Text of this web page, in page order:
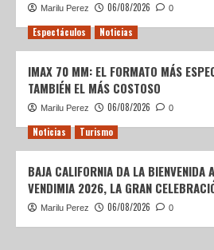
Marilu Perez 06/08/2026 0
Espectáculos Noticias
IMAX 70 MM: EL FORMATO MÁS
TAMBIÉN EL MÁS COSTOSO
Marilu Perez 06/08/2026 0
Noticias Turismo
BAJA CALIFORNIA DA LA BIENVENIDA
VENDIMIA 2026, LA GRAN
Marilu Perez 06/08/2026 0